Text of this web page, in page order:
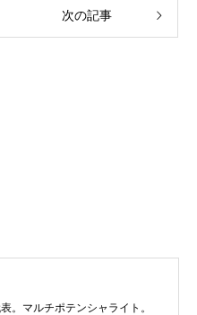
次の記事
。マルチポテンシャライト。